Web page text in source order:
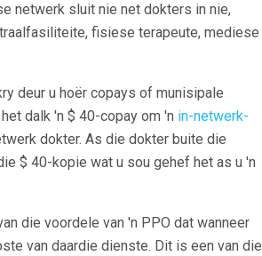
netwerk sluit nie net dokters in nie,
fisiese terapeute, mediese
deur u hoër copays of munisipale
dalk 'n $ 40-copay om 'n in-netwerk-
dokter. As die dokter buite die
$ 40-kopie wat u sou gehef het as u 'n
die voordele van 'n PPO dat wanneer
van daardie dienste. Dit is een van die